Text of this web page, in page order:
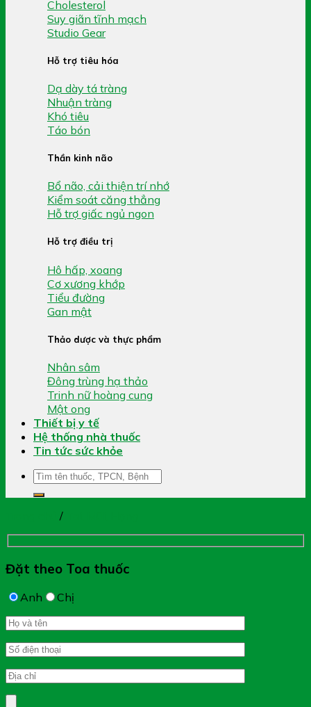
Cholesterol
Suy giãn tĩnh mạch
Studio Gear
Hỗ trợ tiêu hóa
Dạ dày tá tràng
Nhuận tràng
Khó tiêu
Táo bón
Thần kinh não
Bổ não, cải thiện trí nhớ
Kiểm soát căng thẳng
Hỗ trợ giấc ngủ ngon
Hỗ trợ điều trị
Hô hấp, xoang
Cơ xương khớp
Tiểu đường
Gan mật
Thảo dược và thực phẩm
Nhân sâm
Đông trùng hạ thảo
Trinh nữ hoàng cung
Mật ong
Thiết bị y tế
Hệ thống nhà thuốc
Tin tức sức khỏe
Tìm
kiếm:
/
Đặt theo Toa thuốc
Anh Chị